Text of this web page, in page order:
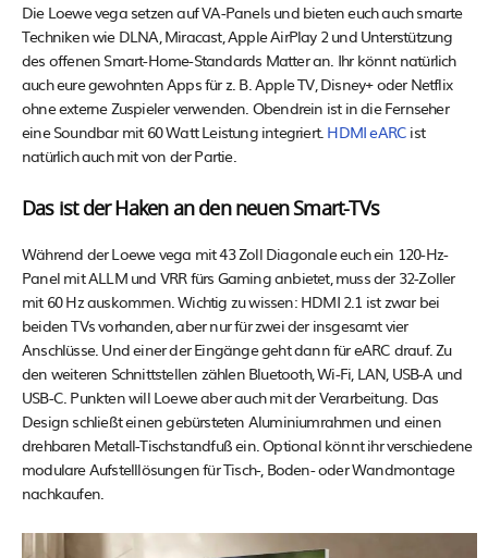
Die Loewe vega setzen auf VA-Panels und bieten euch auch smarte
Techniken wie DLNA, Miracast, Apple AirPlay 2 und Unterstützung
des offenen Smart-Home-Standards Matter an. Ihr könnt natürlich
auch eure gewohnten Apps für z. B. Apple TV, Disney+ oder Netflix
ohne externe Zuspieler verwenden. Obendrein ist in die Fernseher
eine Soundbar mit 60 Watt Leistung integriert. HDMI eARC ist
natürlich auch mit von der Partie.
Das ist der Haken an den neuen Smart-TVs
Während der Loewe vega mit 43 Zoll Diagonale euch ein 120-Hz-
Panel mit ALLM und VRR fürs Gaming anbietet, muss der 32-Zoller
mit 60 Hz auskommen. Wichtig zu wissen: HDMI 2.1 ist zwar bei
beiden TVs vorhanden, aber nur für zwei der insgesamt vier
Anschlüsse. Und einer der Eingänge geht dann für eARC drauf. Zu
den weiteren Schnittstellen zählen Bluetooth, Wi-Fi, LAN, USB-A und
USB-C. Punkten will Loewe aber auch mit der Verarbeitung. Das
Design schließt einen gebürsteten Aluminiumrahmen und einen
drehbaren Metall-Tischstandfuß ein. Optional könnt ihr verschiedene
modulare Aufstelllösungen für Tisch-, Boden- oder Wandmontage
nachkaufen.